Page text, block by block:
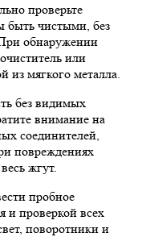
проверьте
быть чистыми, без
обнаружении
или
из мягкого металла.
без видимых
внимание на
соединителей,
повреждениях
жгут.
пробное
и проверкой всех
поворотники и